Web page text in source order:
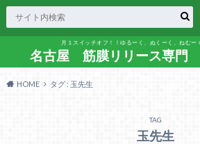
月１スイッチオフ！！ゆるーく、ぬくーく、ねむー
名古屋 筋膜リリース専門
HOME タグ : 玉先生
TAG
玉先生